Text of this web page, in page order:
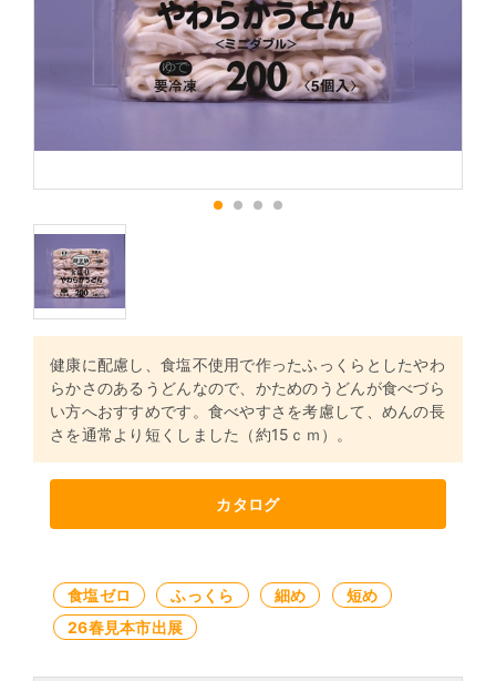
健康に配慮し、食塩不使用で作ったふっくらとしたやわ
らかさのあるうどんなので、かためのうどんが食べづら
い方へおすすめです。食べやすさを考慮して、めんの長
さを通常より短くしました（約15ｃｍ）。
カタログ
食塩ゼロ ふっくら 細め
短め
26春見本市出展